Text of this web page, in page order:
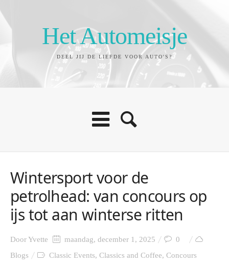
Het Automeisje
DEEL JIJ DE LIEFDE VOOR AUTO'S?
Wintersport voor de
petrolhead: van concours op
ijs tot aan winterse ritten
DoorYvette maandag, december 1, 2025
0
Blogs
Classic Events, Classics and Coffee, Concours